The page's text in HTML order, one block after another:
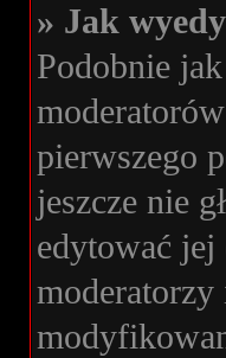
» Jak
Podobnie
pierwszego
jeszcze nie
edytować jej
moderatorzy